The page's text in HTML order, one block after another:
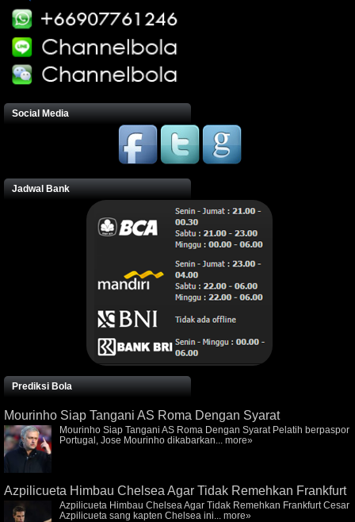
Social Media
Jadwal Bank
Prediksi Bola
Mourinho Siap Tangani AS Roma Dengan Syarat
Mourinho Siap Tangani AS Roma Dengan Syarat Pelatih berpaspor
Portugal, Jose Mourinho dikabarkan... more»
Azpilicueta Himbau Chelsea Agar Tidak Remehkan Frankfurt
Azpilicueta Himbau Chelsea Agar Tidak Remehkan Frankfurt Cesar
Azpilicueta sang kapten Chelsea ini... more»